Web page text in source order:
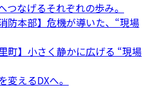
なげるそれぞれの歩み。
防本部】危機が導いた、“現場
町】小さく静かに広げる “現場
えるDXへ。